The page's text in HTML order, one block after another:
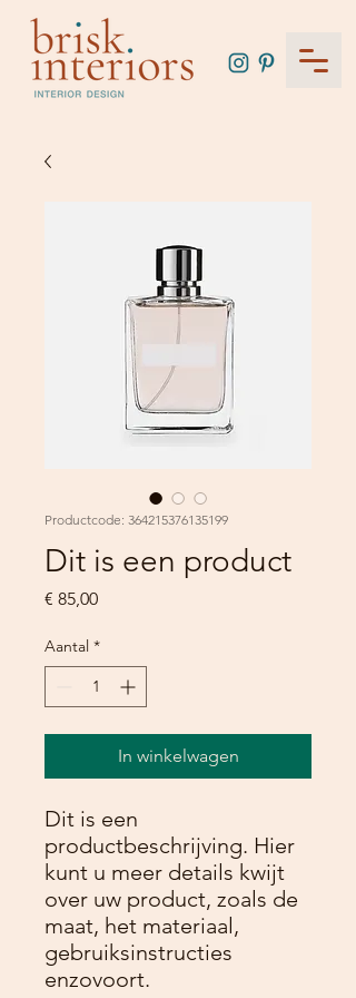
Productcode: 364215376135199
Dit is een product
€ 85,00Prijs
Aantal *
In winkelwagen
Dit is een
productbeschrijving. Hier
kunt u meer details kwijt
over uw product, zoals de
maat, het materiaal,
gebruiksinstructies
enzovoort.